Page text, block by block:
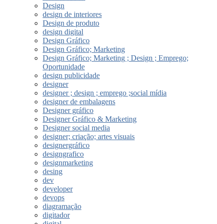
Design
design de interiores
Design de produto
design digital
Design Gráfico
Design Gráfico; Marketing
Design Gráfico; Marketing ; Design ; Emprego;
Oportunidade
design publicidade
designer
designer ; design ; emprego ;social mídia
designer de embalagens
Designer gráfico
Designer Gráfico & Marketing
Designer social media
designer; criação; artes visuais
designergráfico
designgrafico
designmarketing
desing
dev
developer
devops
diagramação
digitador